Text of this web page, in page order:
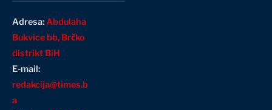
Adresa:Abdulaha
Bukvice bb, Brčko
distrikt BiH
E-mail:
redakcija@times.b
a